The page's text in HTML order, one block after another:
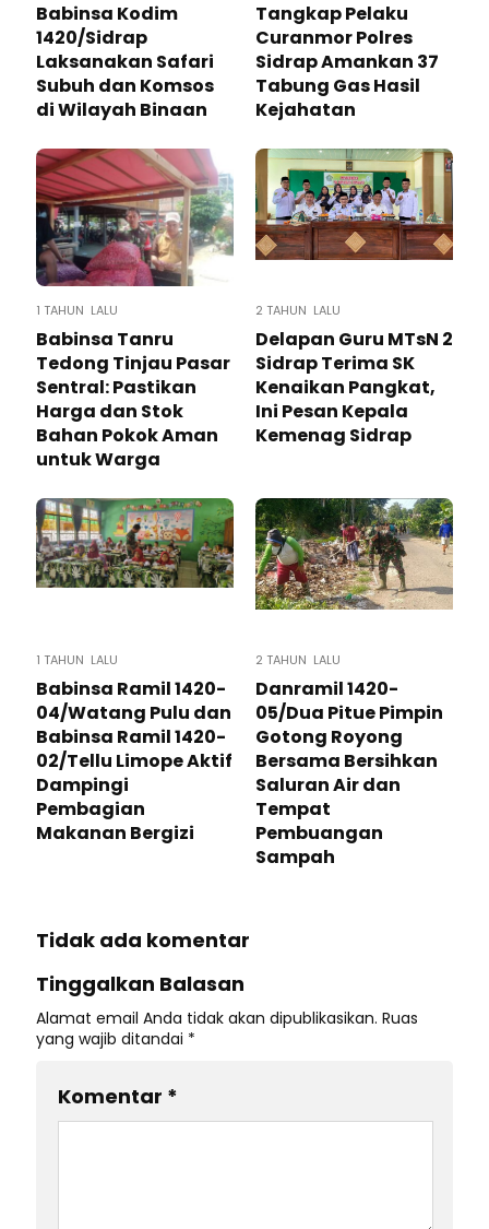
Babinsa Kodim
1420/Sidrap
Laksanakan Safari
Subuh dan Komsos
di Wilayah Binaan
Tangkap Pelaku
Curanmor Polres
Sidrap Amankan 37
Tabung Gas Hasil
Kejahatan
1 TAHUN LALU
Babinsa Tanru
Tedong Tinjau Pasar
Sentral: Pastikan
Harga dan Stok
Bahan Pokok Aman
untuk Warga
2 TAHUN LALU
Delapan Guru MTsN 2
Sidrap Terima SK
Kenaikan Pangkat,
Ini Pesan Kepala
Kemenag Sidrap
1 TAHUN LALU
Babinsa Ramil 1420-
04/Watang Pulu dan
Babinsa Ramil 1420-
02/Tellu Limope Aktif
Dampingi
Pembagian
Makanan Bergizi
2 TAHUN LALU
Danramil 1420-
05/Dua Pitue Pimpin
Gotong Royong
Bersama Bersihkan
Saluran Air dan
Tempat
Pembuangan
Sampah
Tidak ada komentar
Tinggalkan Balasan
Alamat email Anda tidak akan dipublikasikan. Ruas
yang wajib ditandai *
Komentar *